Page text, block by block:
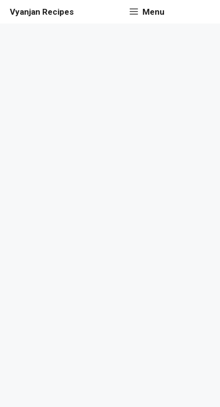
Vyanjan Recipes Menu